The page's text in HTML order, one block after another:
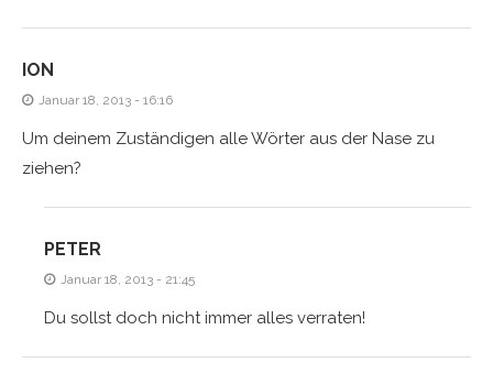
ION
Januar 18, 2013 - 16:16
Um deinem Zuständigen alle Wörter aus der Nase zu
ziehen?
PETER
Januar 18, 2013 - 21:45
Du sollst doch nicht immer alles verraten!